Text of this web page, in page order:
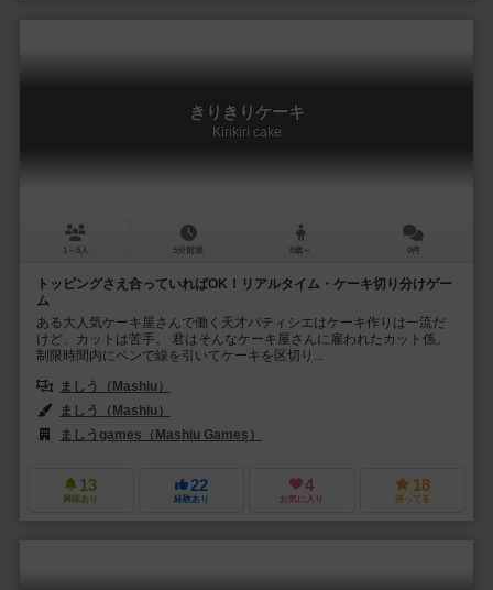
きりきりケーキ
Kirikiri cake
1～5人 5分前後 8歳～ 0件
トッピングさえ合っていればOK！リアルタイム・ケーキ切り分けゲー
ム
ある大人気ケーキ屋さんで働く天才パティシエはケーキ作りは一流だ
けど、カットは苦手。 君はそんなケーキ屋さんに雇われたカット係。
制限時間内にペンで線を引いてケーキを区切り...
ましう（Mashiu）
ましう（Mashiu）
ましうgames（Mashiu Games）
13
興味あり
22
経験あり
4
お気に入り
18
持ってる